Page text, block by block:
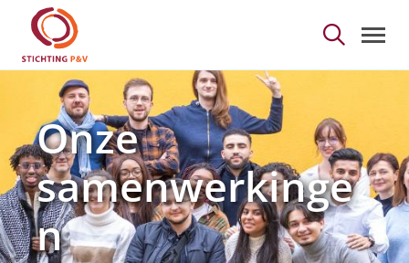
Skip to Main Content
Onze
Onze
samenwerkinge
n